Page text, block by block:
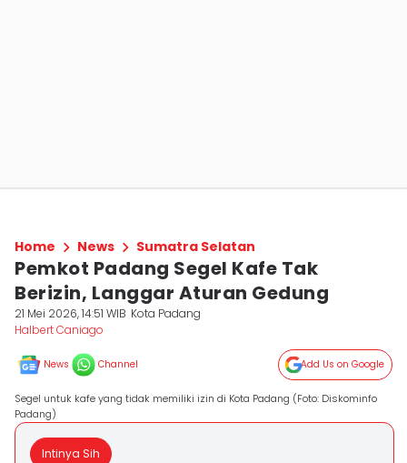
Home News Sumatra Selatan
Pemkot Padang Segel Kafe Tak
Berizin, Langgar Aturan Gedung
21 Mei 2026, 14:51 WIB Kota Padang
Halbert Caniago
News Channel Add Us on Google
Segel untuk kafe yang tidak memiliki izin di Kota Padang (Foto: Diskominfo
Padang)
Intinya Sih